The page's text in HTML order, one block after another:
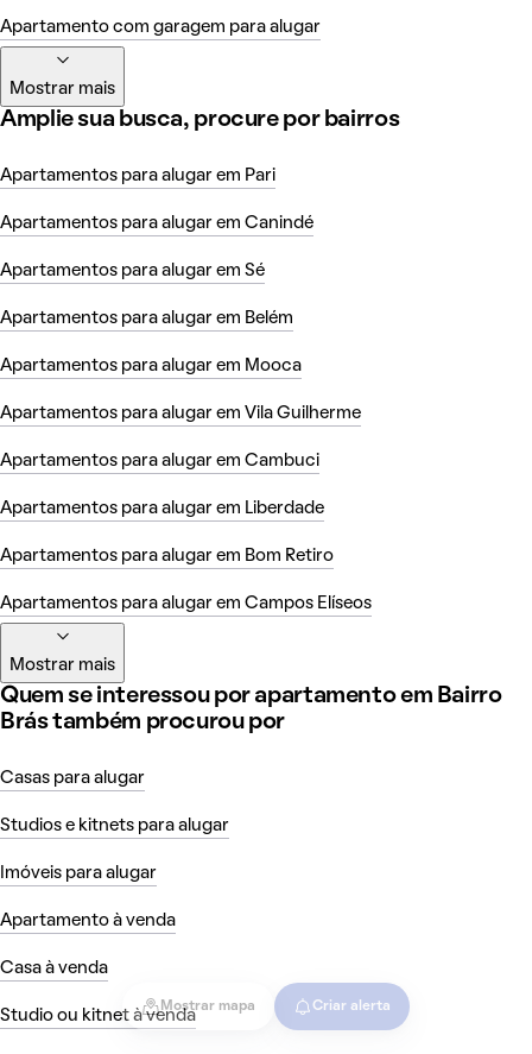
Mostrar mapa Criar alerta
Apartamento com garagem para alugar
Mostrar mais
Amplie sua busca, procure por bairros
Apartamentos para alugar em Pari
Apartamentos para alugar em Canindé
Apartamentos para alugar em Sé
Apartamentos para alugar em Belém
Apartamentos para alugar em Mooca
Apartamentos para alugar em Vila Guilherme
Apartamentos para alugar em Cambuci
Apartamentos para alugar em Liberdade
Apartamentos para alugar em Bom Retiro
Apartamentos para alugar em Campos Elíseos
Mostrar mais
Quem se interessou por apartamento em Bairro
Brás também procurou por
Casas para alugar
Studios e kitnets para alugar
Imóveis para alugar
Apartamento à venda
Casa à venda
Studio ou kitnet à venda